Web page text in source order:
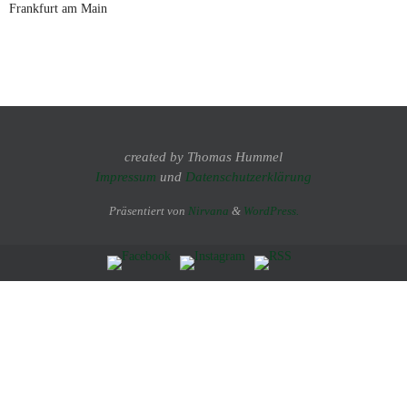
Frankfurt am Main
created by Thomas Hummel
Impressum und Datenschutzerklärung
Präsentiert von Nirvana & WordPress.